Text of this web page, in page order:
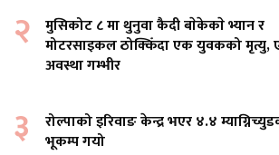
२
मुसिकोट ८ मा थुनुवा कैदी बाेकेकाे भ्यान र
मोटरसाइकल ठोक्किँदा एक युवकको मृत्यु,
अवस्था गम्भीर
३
रोल्पाको इरिवाङ केन्द्र भएर ४.४
भूकम्प गयो